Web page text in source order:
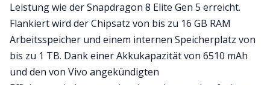
Leistung wie der Snapdragon 8 Elite Gen 5 erreicht.
Flankiert wird der Chipsatz von bis zu 16 GB RAM
Arbeitsspeicher und einem internen Speicherplatz von
bis zu 1 TB. Dank einer Akkukapazität von 6510 mAh
und den von Vivo angekündigten